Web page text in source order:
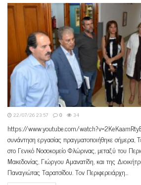
22/07/26 23:57 0 34
https://www.youtube.com/
συνάντηση εργασίας πραγματοποιήθηκε σήμερα,
στο Γενικό Νοσοκομείο Φλώρινας, μεταξύ του
Μακεδονίας, Γιώργου Αμανατίδη, και της
Παναγιώτας Ταρατσίδου. Τον Περιφερειάρχη...